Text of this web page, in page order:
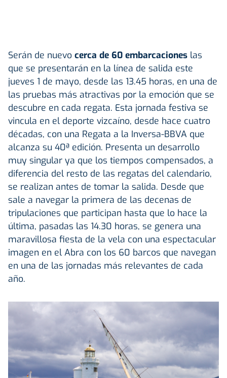
Serán de nuevo cerca de 60 embarcaciones las
que se presentarán en la línea de salida este
jueves 1 de mayo, desde las 13.45 horas, en una de
las pruebas más atractivas por la emoción que se
descubre en cada regata. Esta jornada festiva se
vincula en el deporte vizcaíno, desde hace cuatro
décadas, con una Regata a la Inversa-BBVA que
alcanza su 40ª edición. Presenta un desarrollo
muy singular ya que los tiempos compensados, a
diferencia del resto de las regatas del calendario,
se realizan antes de tomar la salida. Desde que
sale a navegar la primera de las decenas de
tripulaciones que participan hasta que lo hace la
última, pasadas las 14.30 horas, se genera una
maravillosa fiesta de la vela con una espectacular
imagen en el Abra con los 60 barcos que navegan
en una de las jornadas más relevantes de cada
año.